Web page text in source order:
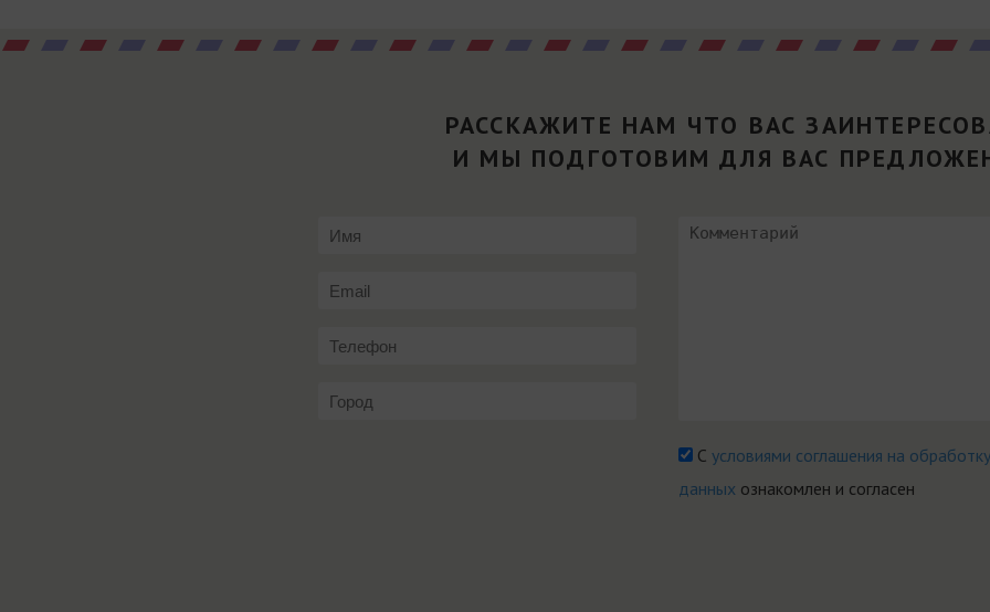
РАССКАЖИТЕ НАМ ЧТО ВАС
И МЫ ПОДГОТОВИМ ДЛЯ ВАС
Сусловиями соглашения на
данных ознакомлен и согласен